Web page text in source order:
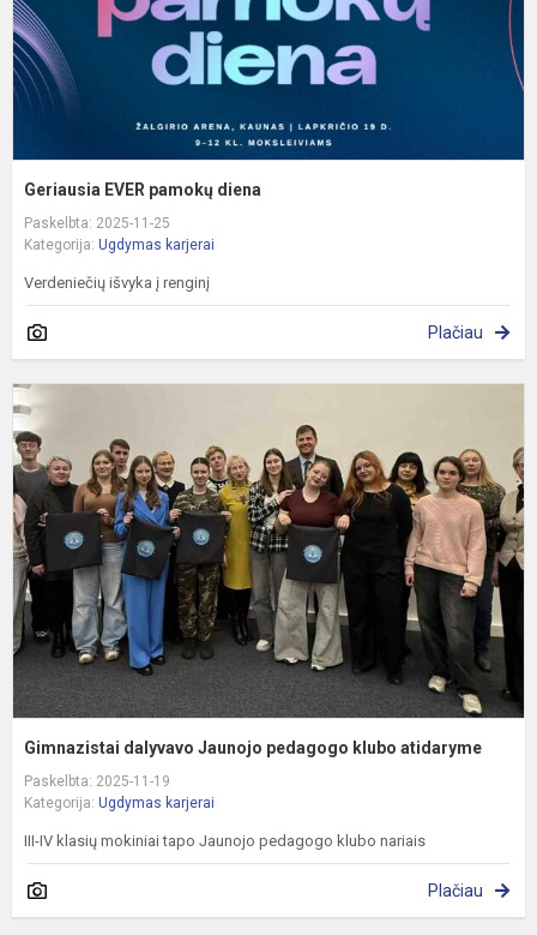
Geriausia EVER pamokų diena
Paskelbta: 2025-11-25
Kategorija: Ugdymas karjerai
Verdeniečių išvyka į renginį
Plačiau
Gimnazistai dalyvavo Jaunojo pedagogo klubo atidaryme
Paskelbta: 2025-11-19
Kategorija: Ugdymas karjerai
III-IV klasių mokiniai tapo Jaunojo pedagogo klubo nariais
Plačiau